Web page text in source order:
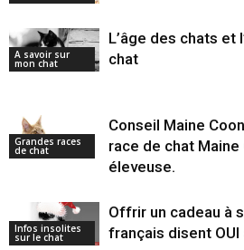
A savoir sur
mon chat
L’âge des chats et
chat
Grandes races
de chat
Conseil Maine
race de chat
éleveuse.
Infos insolites
sur le chat
Offrir un cadeau à
français disent OUI